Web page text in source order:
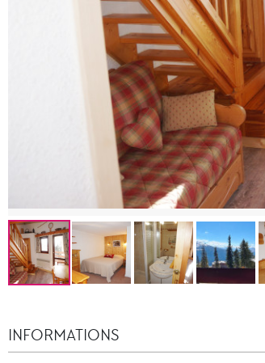
INFORMATIONS